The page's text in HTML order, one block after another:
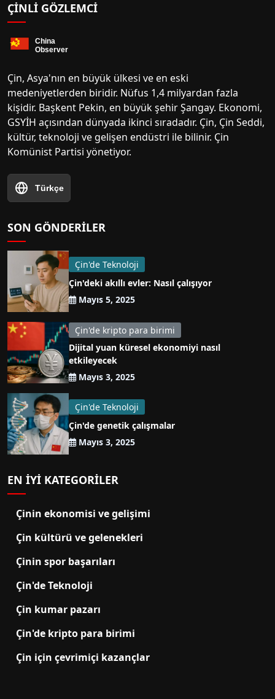
ÇINLI GÖZLEMCI
Çin, Asya'nın en büyük ülkesi ve en eski
medeniyetlerden biridir. Nüfus 1,4 milyardan fazla
kişidir. Başkent Pekin, en büyük şehir Şangay. Ekonomi,
GSYİH açısından dünyada ikinci sıradadır. Çin, Çin Seddi,
kültür, teknoloji ve gelişen endüstri ile bilinir. Çin
Komünist Partisi yönetiyor.
Türkçe
SON GÖNDERILER
Çin'de Teknoloji
Çin'deki akıllı evler: Nasıl çalışıyor
Mayıs 5, 2025
Çin'de kripto para birimi
Dijital yuan küresel ekonomiyi nasıl
etkileyecek
Mayıs 3, 2025
Çin'de Teknoloji
Çin'de genetik çalışmalar
Mayıs 3, 2025
EN IYI KATEGORILER
Çinin ekonomisi ve gelişimi
Çin kültürü ve gelenekleri
Çinin spor başarıları
Çin'de Teknoloji
Çin kumar pazarı
Çin'de kripto para birimi
Çin için çevrimiçi kazançlar